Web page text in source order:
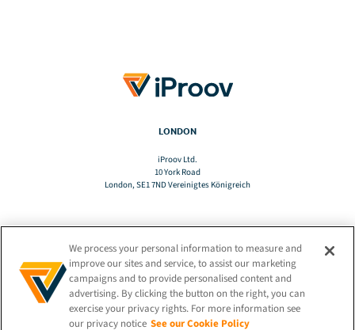
LONDON
iProov Ltd.
10 York Road
London, SE1 7ND Vereinigtes Königreich
TRANSLATE
DE
We process your personal information to measure and
improve our sites and service, to assist our marketing
campaigns and to provide personalised content and
advertising. By clicking the button on the right, you can
exercise your privacy rights. For more information see
our privacy notice See our Cookie Policy